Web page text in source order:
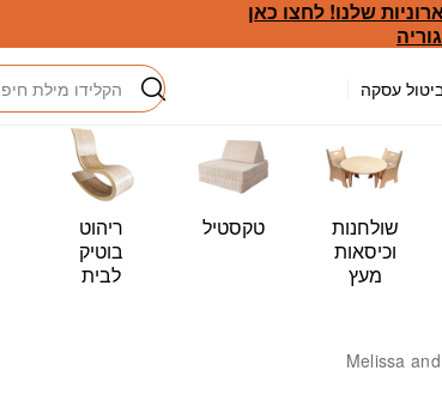
שלנו! לחצו כאן
עסקה
חיפוש
שולחנות
וכיסאות
מעץ
טקסטיל
ריהוט
בוטיק
לבית